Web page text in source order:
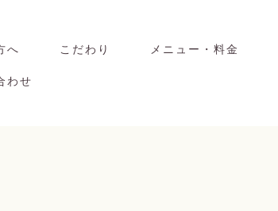
へ こだわり メニュー・料金
わせ